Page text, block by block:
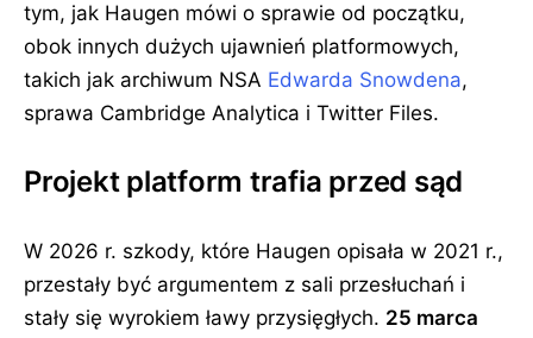
tym, jak Haugen mówi o sprawie od początku,
obok innych dużych ujawnień platformowych,
takich jak archiwum NSA Edwarda Snowdena,
sprawa Cambridge Analytica i Twitter Files.
Projekt platform trafia przed sąd
W 2026 r. szkody, które Haugen opisała w 2021 r.,
przestały być argumentem z sali przesłuchań i
stały się wyrokiem ławy przysięgłych. 25 marca